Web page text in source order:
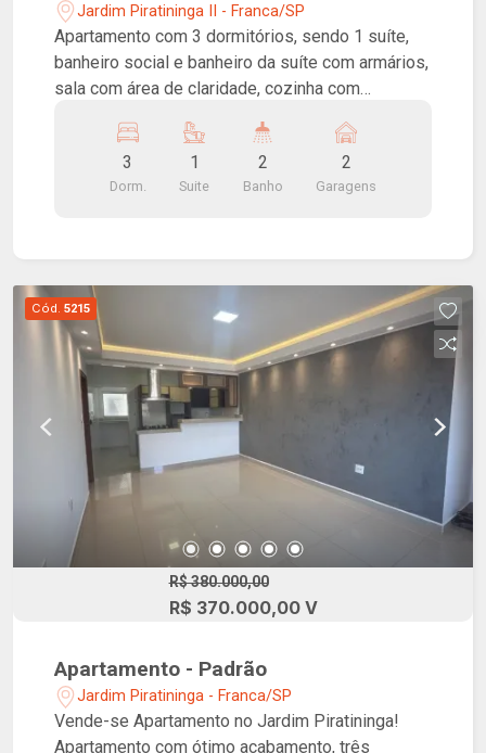
Jardim Piratininga II - Franca/SP
Apartamento com 3 dormitórios, sendo 1 suíte,
banheiro social e banheiro da suíte com armários,
sala com área de claridade, cozinha com
garagem com portão eletrônico.
3
Dorm.
1
Suite
2
Banho
2
Garagens
Cód. 5215
R$ 380.000,00
R$ 370.000,00 V
Apartamento - Padrão
Jardim Piratininga - Franca/SP
Vende-se Apartamento no Jardim Piratininga!
Apartamento com ótimo acabamento, três